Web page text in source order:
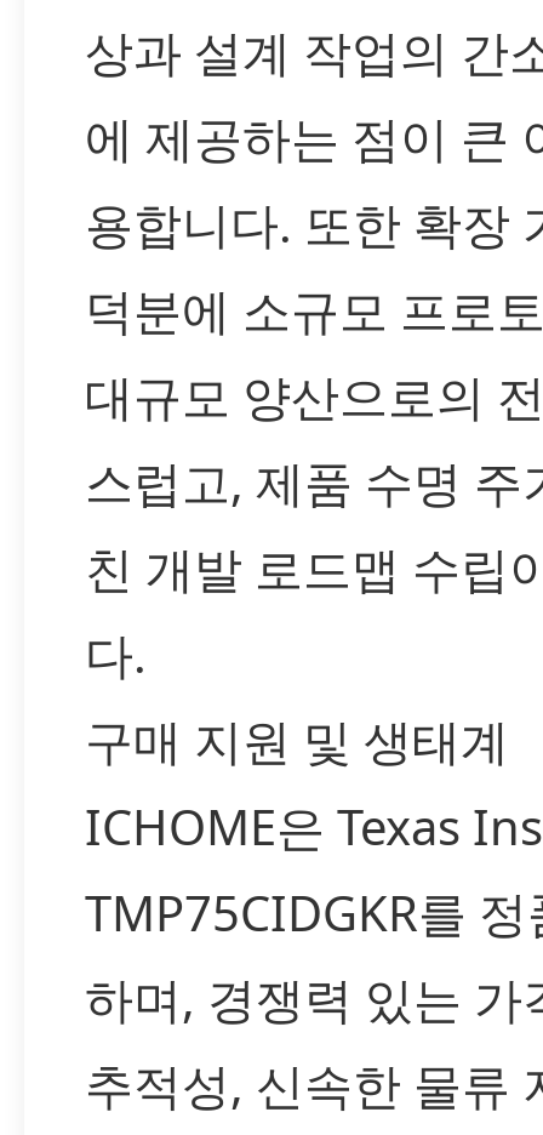
상과 설계 작업의 간
에 제공하는 점이 큰
용합니다. 또한 확장
덕분에 소규모 프로
대규모 양산으로의
스럽고, 제품 수명 주
친 개발 로드맵 수립
다.
구매 지원 및 생태계
ICHOME은 Texas
TMP75CIDGKR를
하며, 경쟁력 있는 가
추적성, 신속한 물류